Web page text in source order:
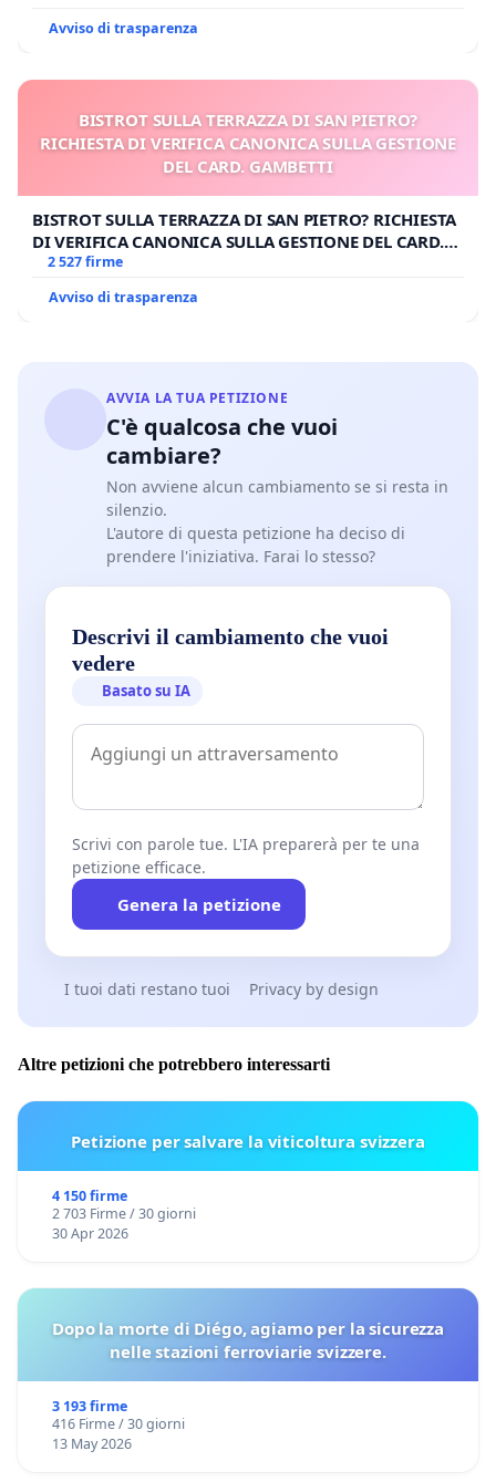
Avviso di trasparenza
BISTROT SULLA TERRAZZA DI SAN PIETRO?
RICHIESTA DI VERIFICA CANONICA SULLA GESTIONE
DEL CARD. GAMBETTI
BISTROT SULLA TERRAZZA DI SAN PIETRO? RICHIESTA
DI VERIFICA CANONICA SULLA GESTIONE DEL CARD.
GAMBETTI
2 527 firme
Avviso di trasparenza
AVVIA LA TUA PETIZIONE
C'è qualcosa che vuoi
cambiare?
Non avviene alcun cambiamento se si resta in
silenzio.
L'autore di questa petizione ha deciso di
prendere l'iniziativa. Farai lo stesso?
Descrivi il cambiamento che vuoi
vedere
Basato su IA
Scrivi con parole tue. L'IA preparerà per te una
petizione efficace.
Genera la petizione
I tuoi dati restano tuoi Privacy by design
Altre petizioni che potrebbero interessarti
Petizione per salvare la viticoltura svizzera
4 150 firme
2 703 Firme / 30 giorni
30 Apr 2026
Dopo la morte di Diégo, agiamo per la sicurezza
nelle stazioni ferroviarie svizzere.
3 193 firme
416 Firme / 30 giorni
13 May 2026